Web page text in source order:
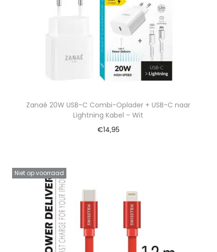
Zanaé 20W USB-C Combi-Oplader + USB-C naar
Lightning Kabel – Wit
€14,95
Niet op voorraad